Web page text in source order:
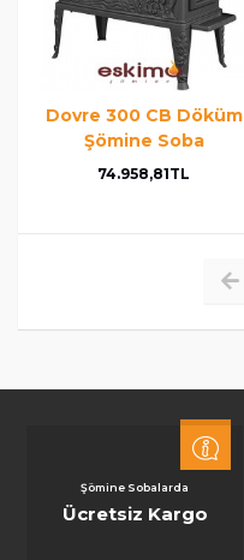
Dovre 300 CB Döküm
Şömine Soba
74.958,81TL
Şömine Sobalarda
Ücretsiz Kargo